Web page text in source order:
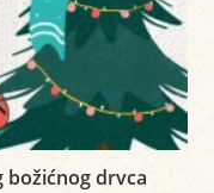
božićnog drvca